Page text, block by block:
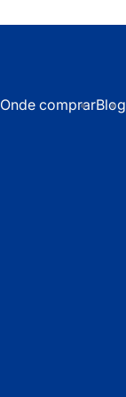
Onde comprarBlog